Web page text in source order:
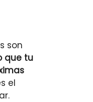
son
que tu
el